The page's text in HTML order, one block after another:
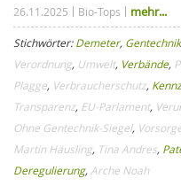
26.11.2025 Bio-Tops mehr...
Stichwörter:Demeter, Gentechnik
Verordnung, Umwelt, Verbände,
Plagge, Verbraucherschutz,
Transparenz, EU-Parlament,
Ohne Gentechnik-Siegel,
Martin Häusling, Tina Andres,
Deregulierung, Arche Noah